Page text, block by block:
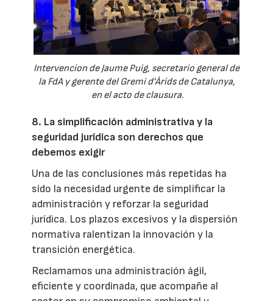
Intervencion de Jaume Puig, secretario general de
la FdA y gerente del Gremi d'Àrids de Catalunya,
en el acto de clausura.
8. La simplificación administrativa y la
seguridad jurídica son derechos que
debemos exigir
Una de las conclusiones más repetidas ha
sido la necesidad urgente de simplificar la
administración y reforzar la seguridad
jurídica. Los plazos excesivos y la dispersión
normativa ralentizan la innovación y la
transición energética.
Reclamamos una administración ágil,
eficiente y coordinada, que acompañe al